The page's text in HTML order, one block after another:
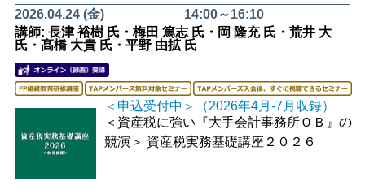
2026.04.24 (金)
14:00～16:10
講師: 長津 裕樹 氏・梅田 篤志 氏・岡 隆充 氏・荒井 大
氏・髙橋 大貴 氏・平野 由拡 氏
＜申込受付中＞（2026年4月-7月収録）
＜資産税に強い『大手会計事務所ＯＢ』の
競演＞ 資産税実務基礎講座２０２６